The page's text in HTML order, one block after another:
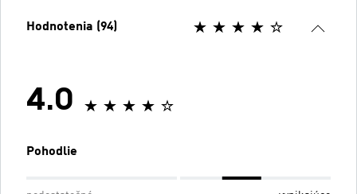
Hodnotenia (94)
4.0
Pohodlie